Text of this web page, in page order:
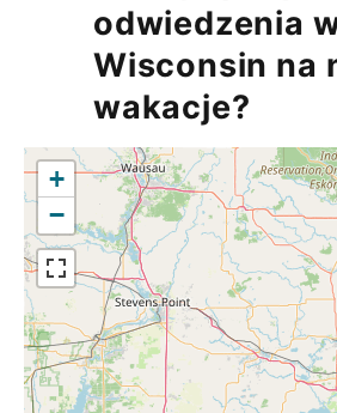
odwiedzenia
Wisconsin na
wakacje?
+
−